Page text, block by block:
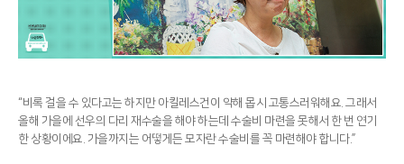
“비록 걸을 수 있다고는 하지만 아킬레스건이 약해 몹시 고통스러워해요. 그래서
올해 가을에 선우의 다리 재수술을 해야 하는데 수술비 마련을 못해서 한 번 연기
한 상황이에요. 가을까지는 어떻게든 모자란 수술비를 꼭 마련해야 합니다.”